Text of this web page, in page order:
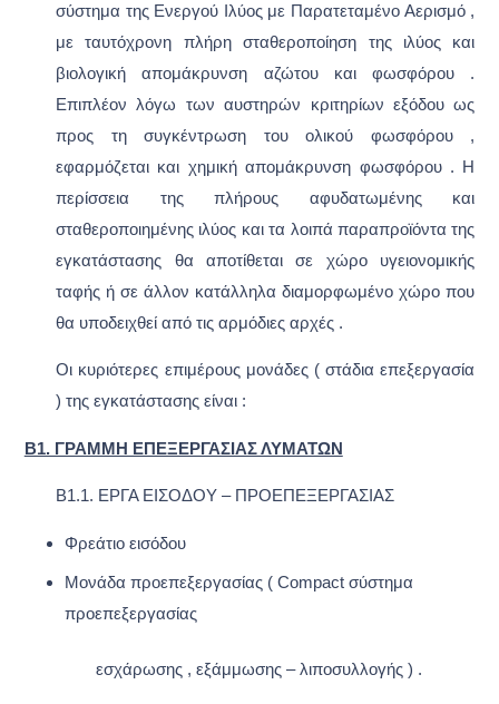
σύστημα της Ενεργού Ιλύος με Παρατεταμένο Αερισμό ,
με ταυτόχρονη πλήρη σταθεροποίηση της ιλύος και
βιολογική απομάκρυνση αζώτου και φωσφόρου .
Επιπλέον λόγω των αυστηρών κριτηρίων εξόδου ως
προς τη συγκέντρωση του ολικού φωσφόρου ,
εφαρμόζεται και χημική απομάκρυνση φωσφόρου . Η
περίσσεια της πλήρους αφυδατωμένης και
σταθεροποιημένης ιλύος και τα λοιπά παραπροϊόντα της
εγκατάστασης θα αποτίθεται σε χώρο υγειονομικής
ταφής ή σε άλλον κατάλληλα διαμορφωμένο χώρο που
θα υποδειχθεί από τις αρμόδιες αρχές .
Οι κυριότερες επιμέρους μονάδες ( στάδια επεξεργασία
) της εγκατάστασης είναι :
Β1. ΓΡΑΜΜΗ ΕΠΕΞΕΡΓΑΣΙΑΣ ΛΥΜΑΤΩΝ
Β1.1. ΕΡΓΑ ΕΙΣΟΔΟΥ – ΠΡΟΕΠΕΞΕΡΓΑΣΙΑΣ
Φρεάτιο εισόδου
Μονάδα προεπεξεργασίας ( Compact σύστημα
προεπεξεργασίας
εσχάρωσης , εξάμμωσης – λιποσυλλογής ) .